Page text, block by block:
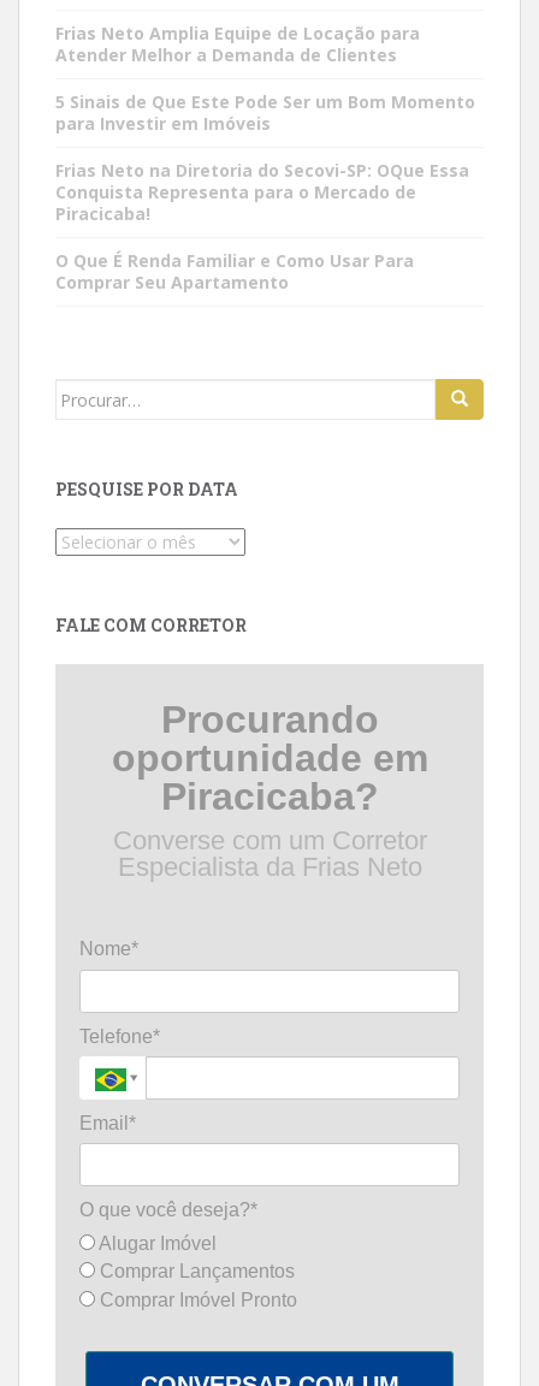
Frias Neto Amplia Equipe de Locação para
Atender Melhor a Demanda de Clientes
5 Sinais de Que Este Pode Ser um Bom Momento
para Investir em Imóveis
Frias Neto na Diretoria do Secovi-SP: OQue Essa
Conquista Representa para o Mercado de
Piracicaba!
O Que É Renda Familiar e Como Usar Para
Comprar Seu Apartamento
Search
PESQUISE POR DATA
Pesquise
FALE COM CORRETOR
Procurando
oportunidade em
Piracicaba?
Converse com um Corretor
Especialista da Frias Neto
Nome*
Telefone*
Email*
O que você deseja?*
Alugar Imóvel
Comprar Lançamentos
Comprar Imóvel Pronto